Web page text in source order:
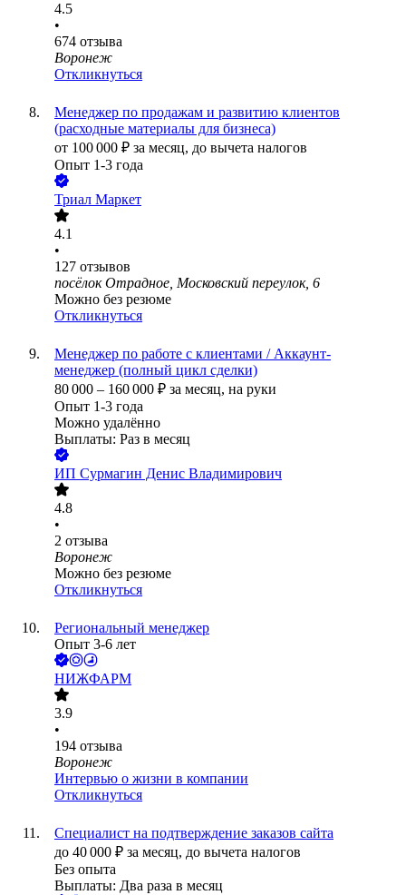
4.5
•
674 отзыва
Воронеж
Откликнуться
Менеджер по продажам и развитию клиентов
(расходные материалы для бизнеса)
от 100 000 ₽ за месяц, до вычета налогов
Опыт 1-3 года
Триал Маркет
4.1
•
127 отзывов
посёлок Отрадное, Московский переулок, 6
Можно без резюме
Откликнуться
Менеджер по работе с клиентами / Аккаунт-
менеджер (полный цикл сделки)
80 000 – 160 000 ₽ за месяц, на руки
Опыт 1-3 года
Можно удалённо
Выплаты: Раз в месяц
ИП Сурмагин Денис Владимирович
4.8
•
2 отзыва
Воронеж
Можно без резюме
Откликнуться
Региональный менеджер
Опыт 3-6 лет
НИЖФАРМ
3.9
•
194 отзыва
Воронеж
Интервью о жизни в компании
Откликнуться
Специалист на подтверждение заказов сайта
до 40 000 ₽ за месяц, до вычета налогов
Без опыта
Выплаты: Два раза в месяц